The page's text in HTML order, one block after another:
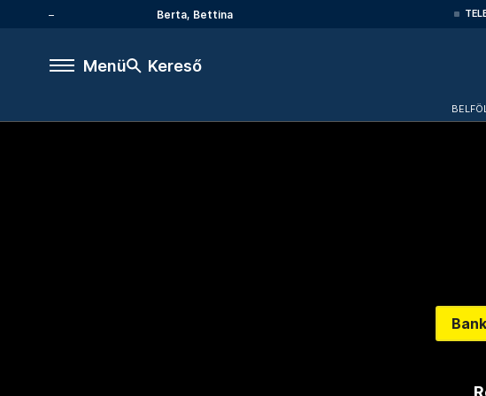
Berta, Bettina
Menü Kereső